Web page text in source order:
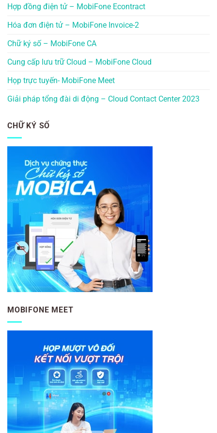
Hợp đồng điện tử – MobiFone Econtract
Hóa đơn điện tử – MobiFone Invoice-2
Chữ ký số – MobiFone CA
Cung cấp lưu trữ Cloud – MobiFone Cloud
Họp trực tuyến- MobiFone Meet
Giải pháp tổng đài di động – Cloud Contact Center 2023
CHỮ KÝ SỐ
MOBIFONE MEET